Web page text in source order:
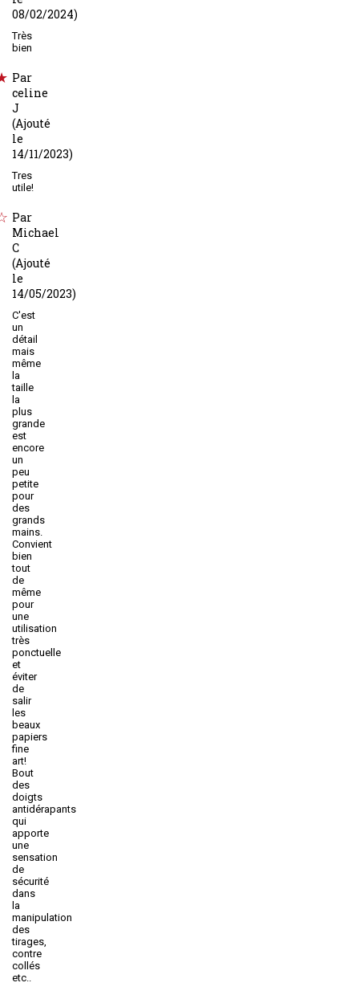
08/02/2024)
Très
bien
Par
celine
J
(Ajouté
le
14/11/2023)
Tres
utile!
Par
Michael
C
(Ajouté
le
14/05/2023)
C'est
un
détail
mais
même
la
taille
la
plus
grande
est
encore
un
peu
petite
pour
des
grands
mains.
Convient
bien
tout
de
même
pour
une
utilisation
très
ponctuelle
et
éviter
de
salir
les
beaux
papiers
fine
art!
Bout
des
doigts
antidérapants
qui
apporte
une
sensation
de
sécurité
dans
la
manipulation
des
tirages,
contre
collés
etc..